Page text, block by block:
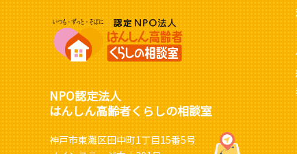
NPO認定法人
はんしん高齢者くらしの相談室
神戸市東灘区田中町1丁目15番5号